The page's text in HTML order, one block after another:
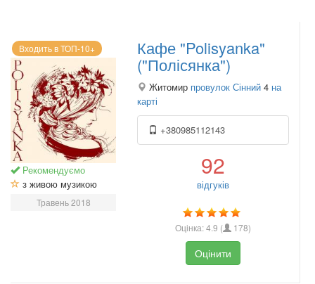
Входить в ТОП-10+
Рекомендуємо
з живою музикою
Травень 2018
Кафе "Polisyanka"
("Полісянка")
Житомир провулок Сінний 4 на
карті
+380985112143
92
відгуків
Оцінка:4.9 ( 178)
Оцінити